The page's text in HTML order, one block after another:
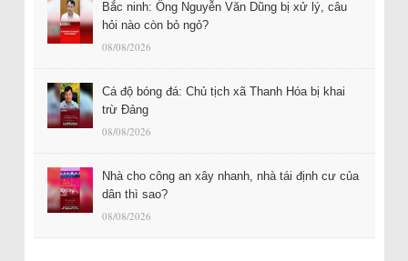
Bắc ninh: Ông Nguyễn Văn Dũng bị xử lý, câu
hỏi nào còn bỏ ngỏ?
08/08/2026
Cá độ bóng đá: Chủ tịch xã Thanh Hóa bị khai
trừ Đảng
08/08/2026
Nhà cho công an xây nhanh, nhà tái định cư của
dân thì sao?
08/08/2026